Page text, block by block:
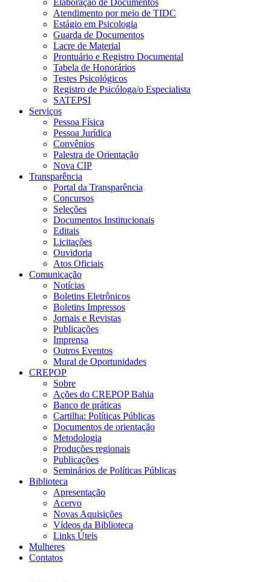
Elaboração de Documentos
Atendimento por meio de TIDC
Estágio em Psicologia
Guarda de Documentos
Lacre de Material
Prontuário e Registro Documental
Tabela de Honorários
Testes Psicológicos
Registro de Psicóloga/o Especialista
SATEPSI
Serviços
Pessoa Física
Pessoa Jurídica
Convênios
Palestra de Orientação
Nova CIP
Transparência
Portal da Transparência
Concursos
Seleções
Documentos Institucionais
Editais
Licitações
Ouvidoria
Atos Oficiais
Comunicação
Notícias
Boletins Eletrônicos
Boletins Impressos
Jornais e Revistas
Publicações
Imprensa
Outros Eventos
Mural de Oportunidades
CREPOP
Sobre
Ações do CREPOP Bahia
Banco de práticas
Cartilha: Políticas Públicas
Documentos de orientação
Metodologia
Produções regionais
Publicações
Seminários de Políticas Públicas
Biblioteca
Apresentação
Acervo
Novas Aquisições
Vídeos da Biblioteca
Links Úteis
Mulheres
Contatos